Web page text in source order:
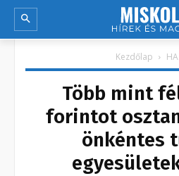
Kezdőlap
Több mint
forintot
önkéntes